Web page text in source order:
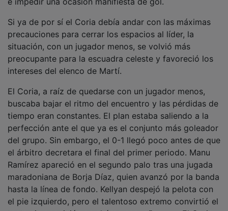
precauciones para cerrar los espacios al líder, la
situación, con un jugador menos, se volvió más
preocupante para la escuadra celeste y favoreció los
intereses del elenco de Martí.
buscaba bajar el ritmo del encuentro y las pérdidas de
tiempo eran constantes. El plan estaba saliendo a la
perfección ante el que ya es el conjunto más goleador
del grupo. Sin embargo, el 0-1 llegó poco antes de que
el árbitro decretara el final del primer periodo. Manu
Ramírez apareció en el segundo palo tras una jugada
maradoniana de Borja Díaz, quien avanzó por la banda
hasta la línea de fondo. Kellyan despejó la pelota con
el pie izquierdo, pero el talentoso extremo convirtió el
tanto sin oposición en el área pequeña. El Coria,